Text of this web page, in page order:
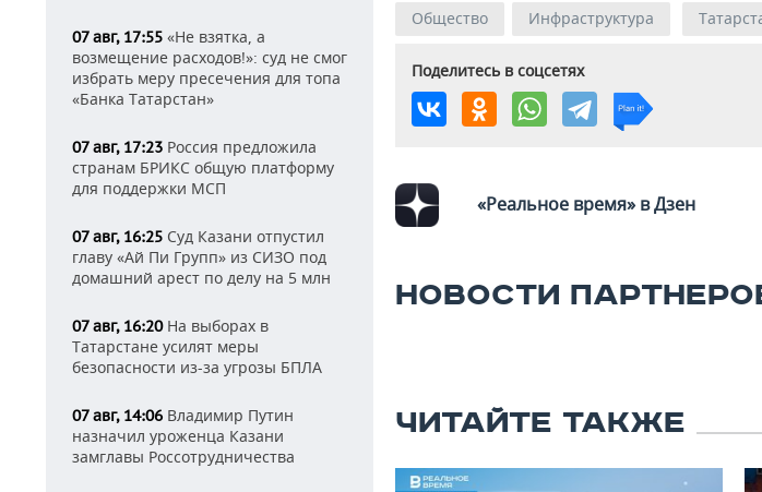
07 авг, 17:55 «Не взятка, а
возмещение расходов!»: суд не смог
избрать меру пресечения для топа
«Банка Татарстан»
07 авг, 17:23 Россия предложила
странам БРИКС общую платформу
для поддержки МСП
07 авг, 16:25 Суд Казани отпустил
главу «Ай Пи Групп» из СИЗО под
домашний арест по делу на 5 млн
07 авг, 16:20На выборах в
Татарстане усилят меры
безопасности из-за угрозы БПЛА
07 авг, 14:06 Владимир Путин
назначил уроженца Казани
замглавы Россотрудничества
Общество Инфраструктура
Поделитесь в соцсетях
«Реальное время» в Дзен
НОВОСТИ
ЧИТАЙТЕ ТАКЖЕ